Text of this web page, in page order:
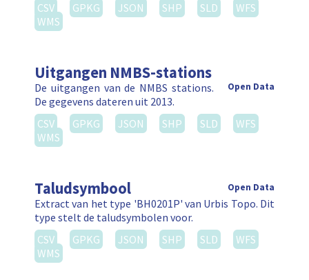
CSV
GPKG JSON SHP SLD
WFS
WMS
Uitgangen NMBS-stations
Open Data
De uitgangen van de NMBS stations.
De gegevens dateren uit 2013.
CSV
GPKG JSON SHP SLD
WFS
WMS
Taludsymbool Open Data
Extract van het type 'BH0201P' van Urbis Topo. Dit
type stelt de taludsymbolen voor.
CSV
GPKG JSON SHP SLD
WFS
WMS